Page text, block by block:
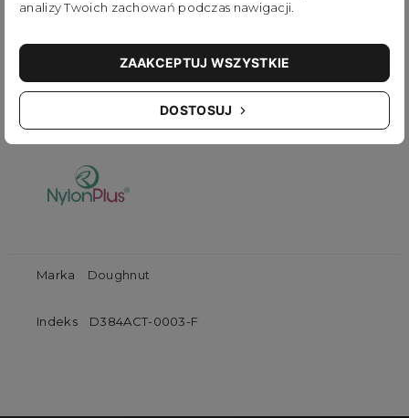
Marka Doughnut
Indeks D384ACT-0003-F
analizy Twoich zachowań podczas nawigacji.
DOSTOSUJ
ZAAKCEPTUJ WSZYSTKIE